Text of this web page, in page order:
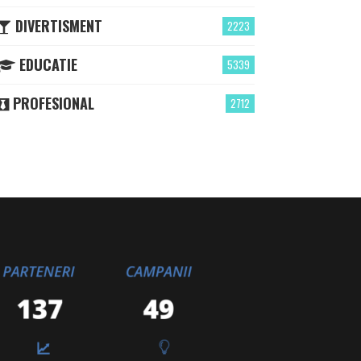
2223
DIVERTISMENT
5339
EDUCATIE
2712
PROFESIONAL